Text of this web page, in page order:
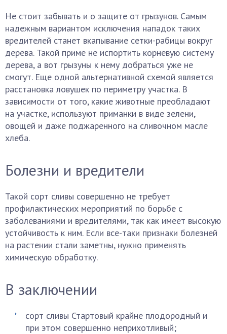
Не стоит забывать и о защите от грызунов. Самым
надежным вариантом исключения нападок таких
вредителей станет вкапывание сетки-рабицы вокруг
дерева. Такой приме не испортить корневую систему
дерева, а вот грызуны к нему добраться уже не
смогут. Еще одной альтернативной схемой является
расстановка ловушек по периметру участка. В
зависимости от того, какие животные преобладают
на участке, используют приманки в виде зелени,
овощей и даже поджаренного на сливочном масле
хлеба.
Болезни и вредители
Такой сорт сливы совершенно не требует
профилактических мероприятий по борьбе с
заболеваниями и вредителями, так как имеет высокую
устойчивость к ним. Если все-таки признаки болезней
на растении стали заметны, нужно применять
химическую обработку.
В заключении
сорт сливы Стартовый крайне плодородный и
при этом совершенно неприхотливый;